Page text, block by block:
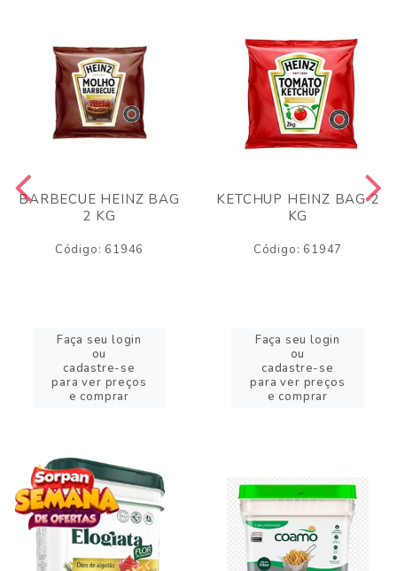
BARBECUE HEINZ BAG
2 KG
Código: 61946
Faça seu login
ou
cadastre-se
para ver preços
e comprar
KETCHUP HEINZ BAG 2
KG
Código: 61947
Faça seu login
ou
cadastre-se
para ver preços
e comprar